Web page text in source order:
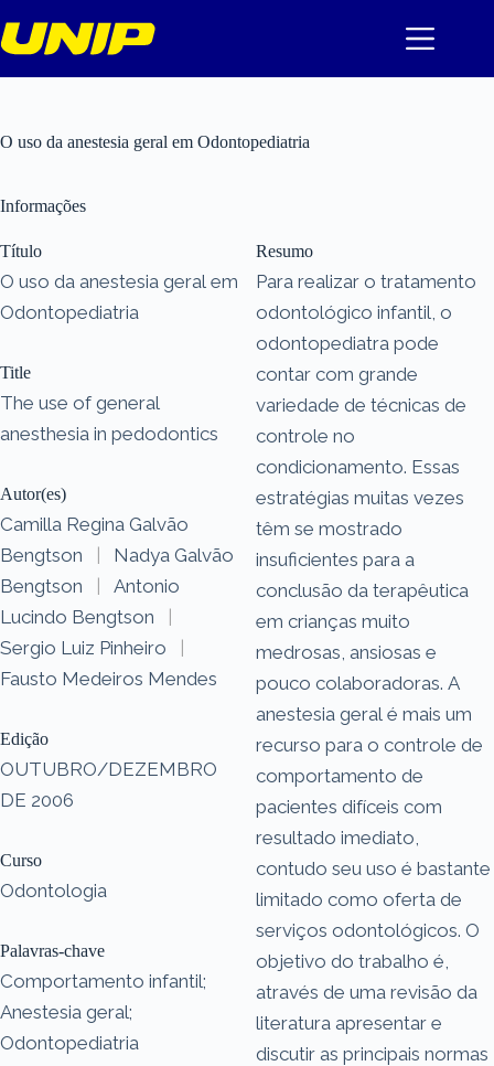
para
o
O uso da anestesia geral em Odontopediatria
Informações
Título
O uso da anestesia geral em
Odontopediatria
Title
The use of general
anesthesia in pedodontics
Autor(es)
Camilla Regina Galvão
Bengtson
|
Nadya Galvão
Bengtson
|
Antonio
Lucindo Bengtson
|
Sergio Luiz Pinheiro
|
Fausto Medeiros Mendes
Edição
OUTUBRO/DEZEMBRO
DE 2006
Curso
Odontologia
Palavras-chave
Comportamento infantil;
Anestesia geral;
Odontopediatria
Resumo
Para realizar o tratamento
odontológico infantil, o
odontopediatra pode
contar com grande
variedade de técnicas de
controle no
condicionamento. Essas
estratégias muitas vezes
têm se mostrado
insuficientes para a
conclusão da terapêutica
em crianças muito
medrosas, ansiosas e
pouco colaboradoras. A
anestesia geral é mais um
recurso para o controle de
comportamento de
pacientes difíceis com
resultado imediato,
contudo seu uso é bastante
limitado como oferta de
serviços odontológicos. O
objetivo do trabalho é,
através de uma revisão da
literatura apresentar e
discutir as principais normas